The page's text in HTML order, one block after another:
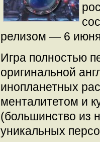
релизом — 6
Игра полностью
оригинальной
инопланетных
менталитетом и
(большинство из
уникальных